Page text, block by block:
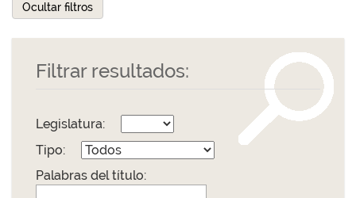
Ocultar filtros
Filtrar resultados:
Legislatura:
Tipo:
Palabras del título: